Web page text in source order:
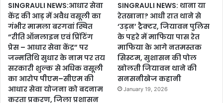
SINGRAULI NEWS:आधार सेवा
केंद्र की आड़ में अवैध वसूली का
गंभीर मामला बरगवां स्थित
“रीति ऑनलाइन एवं प्रिंटिंग
प्रेस – आधार सेवा केंद्र” पर
जन्मतिथि सुधार के नाम पर तय
सरकारी शुल्क से अधिक वसूली
का आरोप पीएम–सीएम की
आधार सेवा योजना को बदनाम
करता प्रकरण, जिला प्रशासन
SINGRAULI NEWS: थाना या
रेतखाना? आधी रात थाने से
‘उड़न’ ट्रैक्टर, जियावन पुलिस
के पहरे में माफिया पास रेत
माफिया के आगे नतमस्तक
सिस्टम, सुशासन की पोल
खोलती जियावन थाने की
सनसनीखेज कहानी
January 19, 2026